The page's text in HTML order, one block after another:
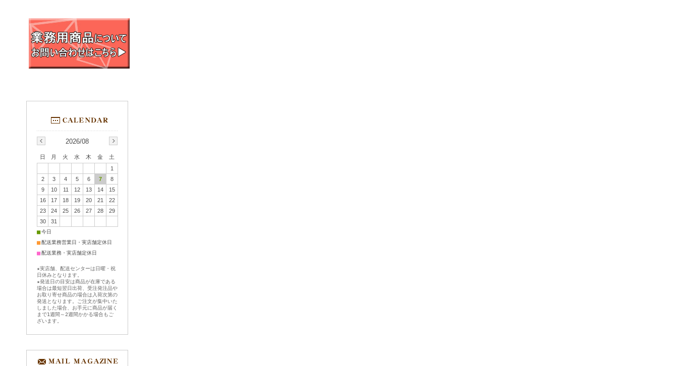
2026/08
日 月 火 水 木 金
土
1
2
3 4 5 6 7
8
9
10 11 12 13 14
15
16
17 18 19 20 21
22
23
24 25 26 27 28
29
30
31
■今日
■配送業務営業日・実店舗定休日
■配送業務・実店舗定休日
★実店舗、配送センターは日曜・祝
日休みとなります。
★発送日の目安は商品が在庫である
場合は最短翌日出荷、受注発注品や
お取り寄せ商品の場合は入荷次第の
発送となります。ご注文が集中いた
しました場合、お手元に商品が届く
まで1週間～2週間かかる場合もご
ざいます。